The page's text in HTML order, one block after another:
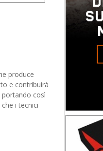
produce
e contribuirà
così
i tecnici